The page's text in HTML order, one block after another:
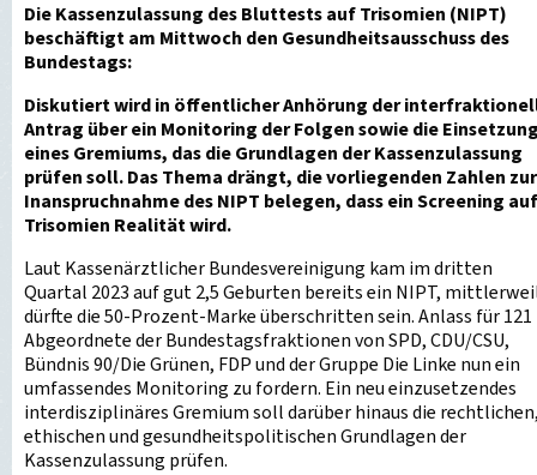
Die Kassenzulassung des Bluttests auf Trisomien (NIPT)
beschäftigt am Mittwoch den Gesundheitsausschuss des
Bundestags:
Diskutiert wird in öffentlicher Anhörung der
Antrag über ein Monitoring der Folgen sowie die
eines Gremiums, das die Grundlagen der Kassenzulassung
prüfen soll. Das Thema drängt, die vorliegenden Zahlen zur
Inanspruchnahme des NIPT belegen, dass ein Screening auf
Trisomien Realität wird.
Laut Kassenärztlicher Bundesvereinigung kam im dritten
Quartal 2023 auf gut 2,5 Geburten bereits ein NIPT,
dürfte die 50-Prozent-Marke überschritten sein. Anlass für 121
Abgeordnete der Bundestagsfraktionen von SPD, CDU/CSU,
Bündnis 90/Die Grünen, FDP und der Gruppe Die Linke nun ein
umfassendes Monitoring zu fordern. Ein neu einzusetzendes
interdisziplinäres Gremium soll darüber hinaus die
ethischen und gesundheitspolitischen Grundlagen der
Kassenzulassung prüfen.